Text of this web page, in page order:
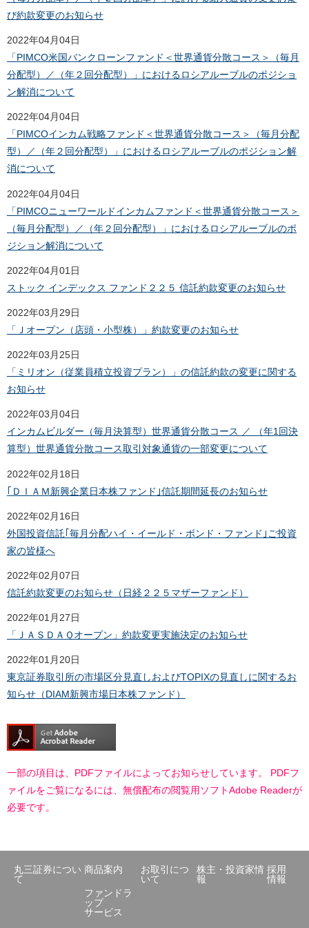
び約款変更のお知らせ
2022年04月04日
「PIMCO米国バンクローンファンド＜世界通貨分散コース＞（毎月
分配型）／（年２回分配型）」におけるロシアルーブルのポジショ
ン解消について
2022年04月04日
「PIMCOインカム戦略ファンド＜世界通貨分散コース＞（毎月分配
型）／（年２回分配型）」におけるロシアルーブルのポジション解
消について
2022年04月04日
「PIMCOニューワールドインカムファンド＜世界通貨分散コース＞
（毎月分配型）／（年２回分配型）」におけるロシアルーブルのポ
ジション解消について
2022年04月01日
ストック インデックス ファンド２２５ 信託約款変更のお知らせ
2022年03月29日
「Ｊオープン（店頭・小型株）」約款変更のお知らせ
2022年03月25日
「ミリオン（従業員積立投資プラン）」の信託約款の変更に関する
お知らせ
2022年03月04日
インカムビルダー（毎月決算型）世界通貨分散コース ／ （年1回決
算型）世界通貨分散コース取引対象通貨の一部変更について
2022年02月18日
｢ＤＩＡＭ新興企業日本株ファンド｣信託期間延長のお知らせ
2022年02月16日
外国投資信託｢毎月分配ハイ・イールド・ボンド・ファンド｣ご投資
家の皆様へ
2022年02月07日
信託約款変更のお知らせ（日経２２５マザーファンド）
2022年01月27日
「ＪＡＳＤＡＱオープン」約款変更実施決定のお知らせ
2022年01月20日
東京証券取引所の市場区分見直しおよびTOPIXの見直しに関するお
知らせ（DIAM新興市場日本株ファンド）
一部の項目は、PDFファイルによってお知らせしています。 PDFフ
ァイルをご覧になるには、無償配布の閲覧用ソフトAdobe Readerが
必要です。
丸三証券につい
て
商品案内
ファンドラ
ップ
サービス
お取引につ
いて
株主・投資家情
報
採用
情報